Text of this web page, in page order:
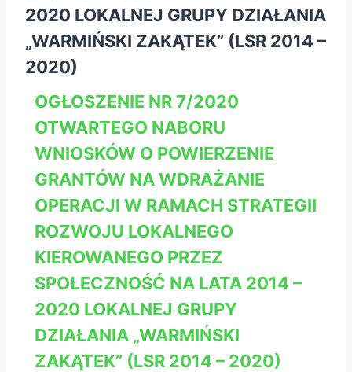
2020 LOKALNEJ GRUPY DZIAŁANIA
„WARMIŃSKI ZAKĄTEK” (LSR 2014 –
2020)
OGŁOSZENIE NR 7/2020
OTWARTEGO NABORU
WNIOSKÓW O POWIERZENIE
GRANTÓW NA WDRAŻANIE
OPERACJI W RAMACH STRATEGII
ROZWOJU LOKALNEGO
KIEROWANEGO PRZEZ
SPOŁECZNOŚĆ NA LATA 2014 –
2020 LOKALNEJ GRUPY
DZIAŁANIA „WARMIŃSKI
ZAKĄTEK” (LSR 2014 – 2020)